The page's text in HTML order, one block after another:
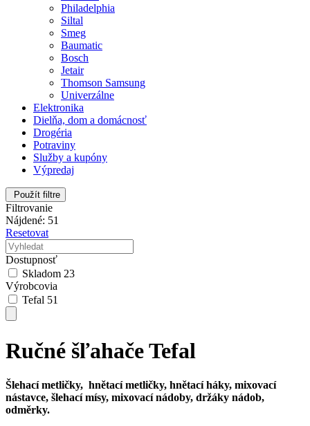
Philadelphia
Siltal
Smeg
Baumatic
Bosch
Jetair
Thomson Samsung
Univerzálne
Elektronika
Dielňa, dom a domácnosť
Drogéria
Potraviny
Služby a kupóny
Výpredaj
Použít filtre
Filtrovanie
Nájdené: 51
Resetovat
Dostupnosť
Skladom 23
Výrobcovia
Tefal 51
Ručné šľahače Tefal
Šlehací metličky, hnětací metličky, hnětací háky, mixovací
nástavce, šlehací mísy, mixovací nádoby, držáky nádob,
odměrky.